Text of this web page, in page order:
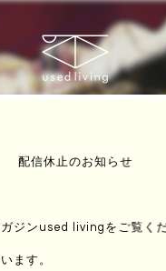
配信休止のお知らせ
ジンused livingをご覧く
ます。